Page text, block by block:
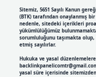
Sitemiz, 5651 Sayılı Kanun
(BTK) tarafından onaylanmış
nedenle, sitedeki içerikleri
yükümlülüğümüz
sorumluluğunu taşımakta
etmiş sayılırlar.
Hukuka ve yasal
yasal süre içerisinde sitemizden